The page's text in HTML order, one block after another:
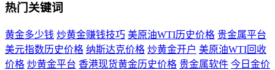
热门关键词
黄金多少钱 炒黄金赚钱技巧 美原油WTI历史价格 贵金属平台
美元指数历史价格 纳斯达克价格 炒黄金开户 美原油WTI回收
价格 炒黄金平台 香港现货黄金历史价格 贵金属软件 今日金价